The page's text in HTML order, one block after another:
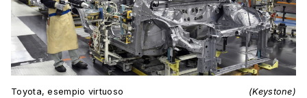
Toyota, esempio virtuoso (Keystone)